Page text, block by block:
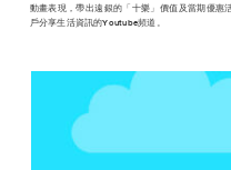
動畫表現，帶出遠銀的「十樂」價值及當期優
戶分享生活資訊的Youtube頻道。